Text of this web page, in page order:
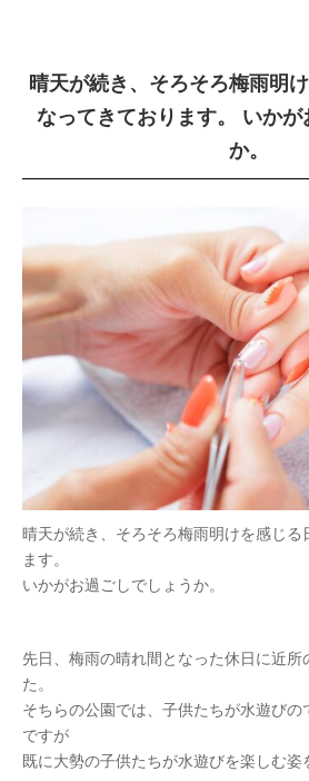
晴天が続き、そろそろ梅雨明
なってきております。 いかが
か。
晴天が続き、そろそろ梅雨明けを感じる
ます。
いかがお過ごしでしょうか。
先日、梅雨の晴れ間となった休日に近所
た。
そちらの公園では、子供たちが水遊び
ですが
既に大勢の子供たちが水遊びを楽しむ姿